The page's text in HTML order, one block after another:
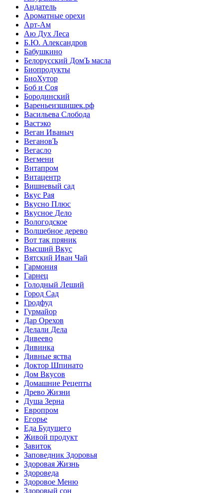
Андатель
Ароматные орехи
Арт-Ам
Аю Дух Леса
Б.Ю. Александров
Бабушкино
Белорусский ДомЪ масла
Биопродукты
БиоХутор
Боб и Соя
Бородинский
Вареньеизшишек.рф
Васильева Слобода
Вастэко
Веган Иваныч
ВегановЪ
Вегасло
Вегмени
Витапром
Витацентр
Вишневый сад
Вкус Рая
Вкусно Плюс
Вкусное Дело
Вологодское
Волшебное дерево
Вот так пряник
Высший Вкус
Вятский Иван Чай
Гармония
Гарнец
Голодный Леший
Город Сад
Гродфуд
Гурмайор
Дар Орехов
Делали Дела
Дивеево
Дивинка
Дивные яства
Доктор Шпинато
Дом Вкусов
Домашние Рецепты
Древо Жизни
Душа Зерна
Европром
Егорье
Еда Будущего
Живой продукт
Завиток
Заповедник Здоровья
Здоровая Жизнь
Здороведа
Здоровое Меню
Здоровый сон